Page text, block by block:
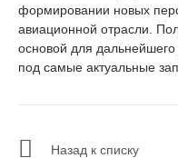
формировании новых
авиационной отрасли.
основой для
под самые актуальные
Назад к списку